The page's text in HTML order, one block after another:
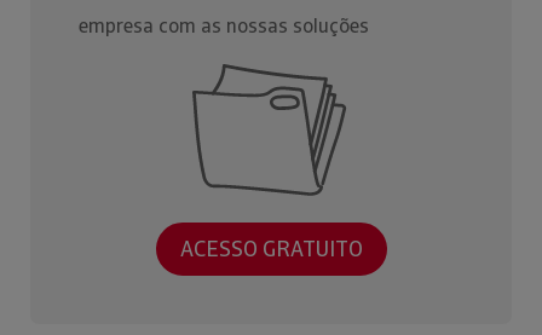
empresa com as nossas soluções
ACESSO GRATUITO